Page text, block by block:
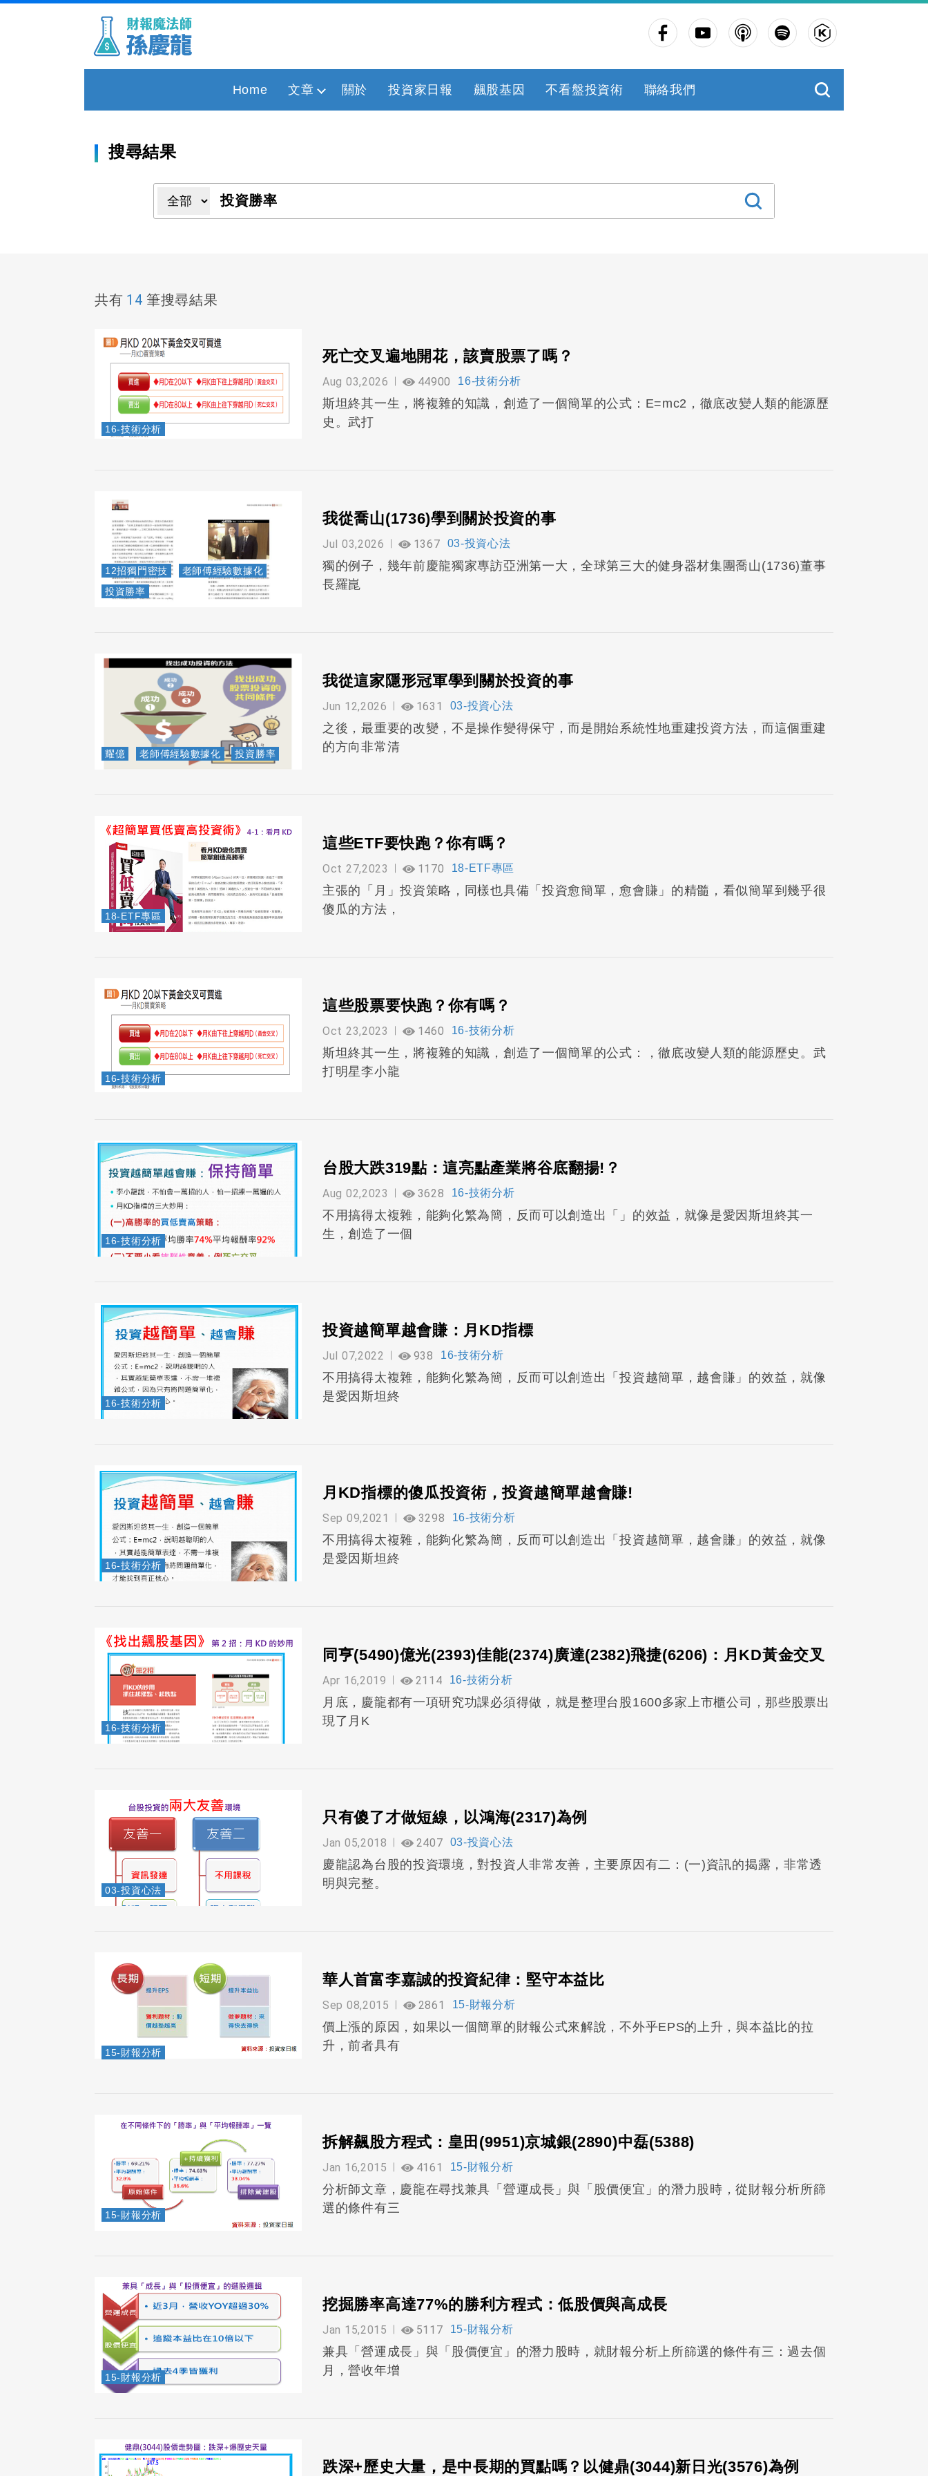
Home 文章 關於 投資家日報 飆股基因 不看盤投資術 聯絡我們
搜尋結果
共有 14 筆搜尋結果
16-技術分析
死亡交叉遍地開花，該賣股票了嗎？
Aug 03,2026 44900 16-技術分析
斯坦終其一生，將複雜的知識，創造了一個簡單的公式：E=mc2，徹底改變人類的能源歷
史。武打
12招獨門密技
老師傅經驗數據化
投資勝率
我從喬山(1736)學到關於投資的事
Jul 03,2026 1367 03-投資心法
獨的例子，幾年前慶龍獨家專訪亞洲第一大，全球第三大的健身器材集團喬山(1736)董事
長羅崑
耀億 老師傅經驗數據化 投資勝率
我從這家隱形冠軍學到關於投資的事
Jun 12,2026 1631 03-投資心法
之後，最重要的改變，不是操作變得保守，而是開始系統性地重建投資方法，而這個重建
的方向非常清
18-ETF專區
這些ETF要快跑？你有嗎？
Oct 27,2023 1170 18-ETF專區
主張的「月」投資策略，同樣也具備「投資愈簡單，愈會賺」的精髓，看似簡單到幾乎很
傻瓜的方法，
16-技術分析
這些股票要快跑？你有嗎？
Oct 23,2023 1460 16-技術分析
斯坦終其一生，將複雜的知識，創造了一個簡單的公式：，徹底改變人類的能源歷史。武
打明星李小龍
16-技術分析
台股大跌319點：這亮點產業將谷底翻揚!？
Aug 02,2023 3628 16-技術分析
不用搞得太複雜，能夠化繁為簡，反而可以創造出「」的效益，就像是愛因斯坦終其一
生，創造了一個
16-技術分析
投資越簡單越會賺：月KD指標
Jul 07,2022 938 16-技術分析
不用搞得太複雜，能夠化繁為簡，反而可以創造出「投資越簡單，越會賺」的效益，就像
是愛因斯坦終
16-技術分析
月KD指標的傻瓜投資術，投資越簡單越會賺!
Sep 09,2021 3298 16-技術分析
不用搞得太複雜，能夠化繁為簡，反而可以創造出「投資越簡單，越會賺」的效益，就像
是愛因斯坦終
16-技術分析
同亨(5490)億光(2393)佳能(2374)廣達(2382)飛捷(6206)：月KD黃金交叉
Apr 16,2019 2114 16-技術分析
月底，慶龍都有一項研究功課必須得做，就是整理台股1600多家上市櫃公司，那些股票出
現了月K
03-投資心法
只有傻了才做短線，以鴻海(2317)為例
Jan 05,2018 2407 03-投資心法
慶龍認為台股的投資環境，對投資人非常友善，主要原因有二：(一)資訊的揭露，非常透
明與完整。
15-財報分析
華人首富李嘉誠的投資紀律：堅守本益比
Sep 08,2015 2861 15-財報分析
價上漲的原因，如果以一個簡單的財報公式來解說，不外乎EPS的上升，與本益比的拉
升，前者具有
15-財報分析
拆解飆股方程式：皇田(9951)京城銀(2890)中磊(5388)
Jan 16,2015 4161 15-財報分析
分析師文章，慶龍在尋找兼具「營運成長」與「股價便宜」的潛力股時，從財報分析所篩
選的條件有三
15-財報分析
挖掘勝率高達77%的勝利方程式：低股價與高成長
Jan 15,2015 5117 15-財報分析
兼具「營運成長」與「股價便宜」的潛力股時，就財報分析上所篩選的條件有三：過去個
月，營收年增
跌深+歷史大量，是中長期的買點嗎？以健鼎(3044)新日光(3576)為例